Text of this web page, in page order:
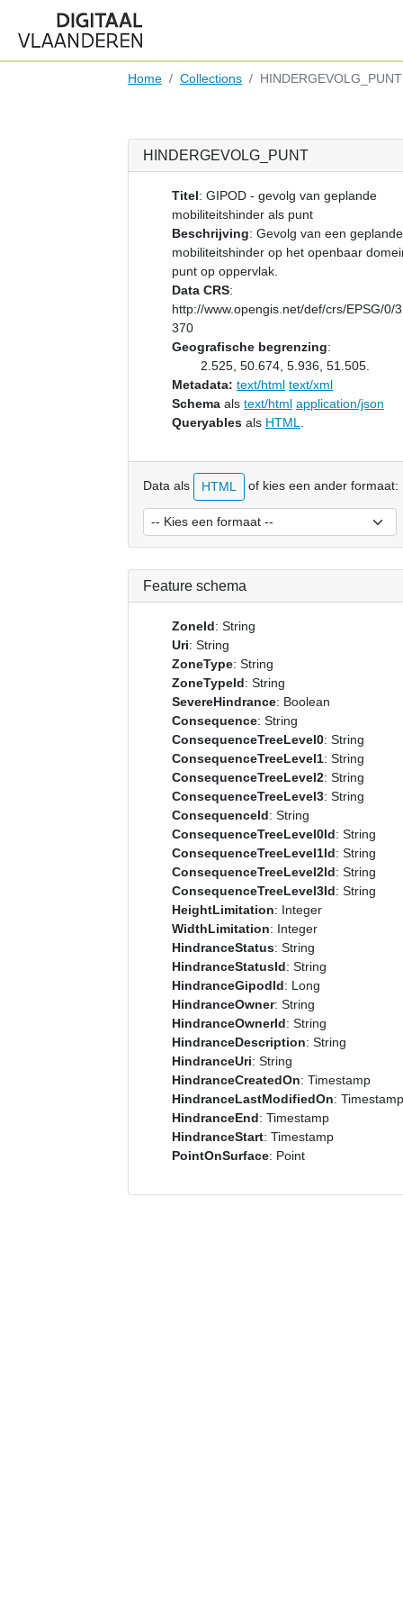
Home Collections HINDERGEVOLG_PUNT
HINDERGEVOLG_PUNT
Titel: GIPOD - gevolg van geplande
mobiliteitshinder als punt
Beschrijving: Gevolg van een geplande
mobiliteitshinder op het openbaar
punt op oppervlak.
Data CRS:
http://www.opengis.net/def/crs/EPSG/0/
370
Geografische begrenzing:
2.525, 50.674, 5.936, 51.505.
Metadata: text/html text/xml
Schema als text/html application/json
Queryables als HTML
Data als HTML of kies een ander formaat:
Feature schema
ZoneId: String
Uri: String
ZoneType: String
ZoneTypeId: String
SevereHindrance: Boolean
Consequence: String
ConsequenceTreeLevel0: String
ConsequenceTreeLevel1: String
ConsequenceTreeLevel2: String
ConsequenceTreeLevel3: String
ConsequenceId: String
ConsequenceTreeLevel0Id: String
ConsequenceTreeLevel1Id: String
ConsequenceTreeLevel2Id: String
ConsequenceTreeLevel3Id: String
HeightLimitation: Integer
WidthLimitation: Integer
HindranceStatus: String
HindranceStatusId: String
HindranceGipodId: Long
HindranceOwner: String
HindranceOwnerId: String
HindranceDescription: String
HindranceUri: String
HindranceCreatedOn: Timestamp
HindranceLastModifiedOn: Timestamp
HindranceEnd: Timestamp
HindranceStart: Timestamp
PointOnSurface: Point